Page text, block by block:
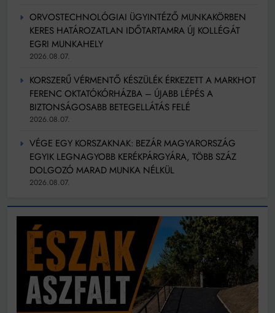
ORVOSTECHNOLÓGIAI ÜGYINTÉZŐ MUNKAKÖRBEN
KERES HATÁROZATLAN IDŐTARTAMRA ÚJ KOLLÉGÁT
EGRI MUNKAHELY
2026.08.07.
KORSZERŰ VÉRMENTŐ KÉSZÜLÉK ÉRKEZETT A MARKHOT
FERENC OKTATÓKÓRHÁZBA – ÚJABB LÉPÉS A
BIZTONSÁGOSABB BETEGELLÁTÁS FELÉ
2026.08.07.
VÉGE EGY KORSZAKNAK: BEZÁR MAGYARORSZÁG
EGYIK LEGNAGYOBB KERÉKPÁRGYÁRA, TÖBB SZÁZ
DOLGOZÓ MARAD MUNKA NÉLKÜL
2026.08.07.